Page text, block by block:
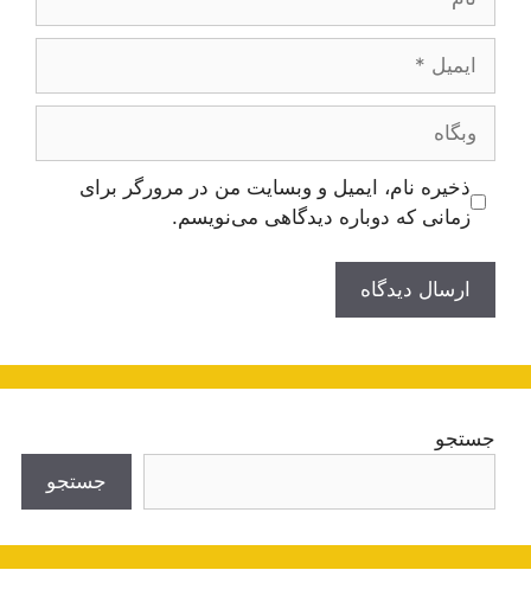
وبگاه
ذخیره نام، ایمیل و وبسایت من در مرورگر برای
زمانی که دوباره دیدگاهی می‌نویسم.
جستجو
جستجو